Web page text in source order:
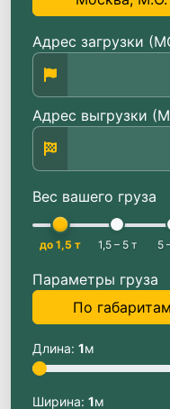
Адрес загрузки
Адрес выгрузки
Вес вашего груза
до 1,5 т 1,5 – 5 т 5
Параметры груза
По габаритам
Длина: 1м
Ширина: 1м